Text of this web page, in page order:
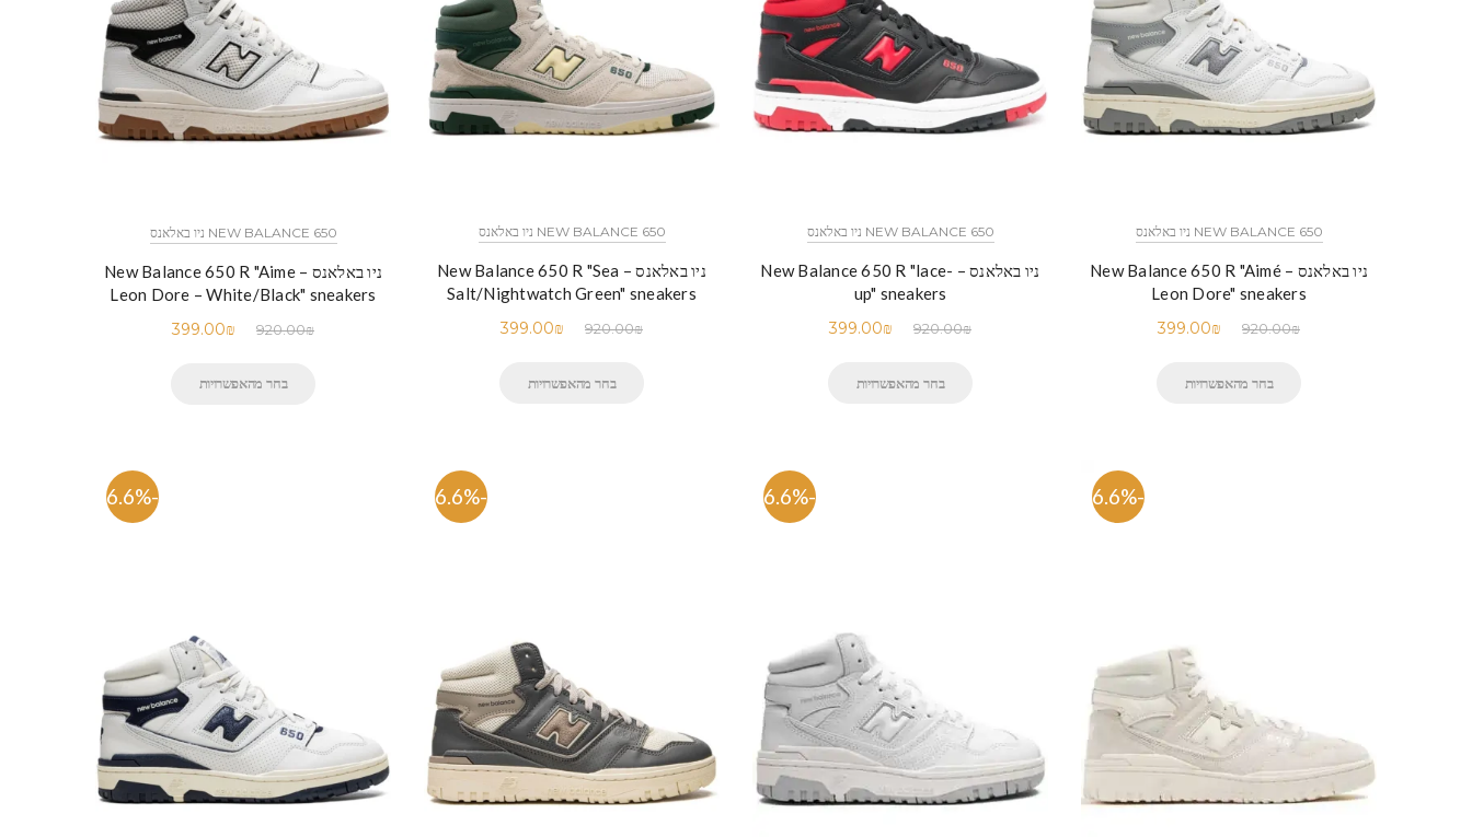
NEW BALANCE 650 ניו באלאנס
ניו באלאנס – New Balance 650 R "Aime
Leon Dore – White/Black" sneakers
920.00₪
399.00₪
בחר מהאפשרויות
NEW BALANCE 650 ניו באלאנס
ניו באלאנס – New Balance 650 R "Sea
Salt/Nightwatch Green" sneakers
920.00₪
399.00₪
בחר מהאפשרויות
NEW BALANCE 650 ניו באלאנס
ניו באלאנס – New Balance 650 R "lace-
up" sneakers
920.00₪
399.00₪
בחר מהאפשרויות
NEW BALANCE 650 ניו באלאנס
ניו באלאנס – New Balance 650 R "Aimé
Leon Dore" sneakers
920.00₪
399.00₪
בחר מהאפשרויות
-56.6% -56.6% -56.6% -56.6%